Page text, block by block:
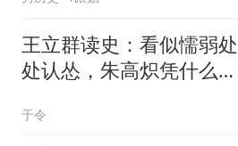
王立群读史：看似懦弱处
处认怂，朱高炽凭什么熬
于令